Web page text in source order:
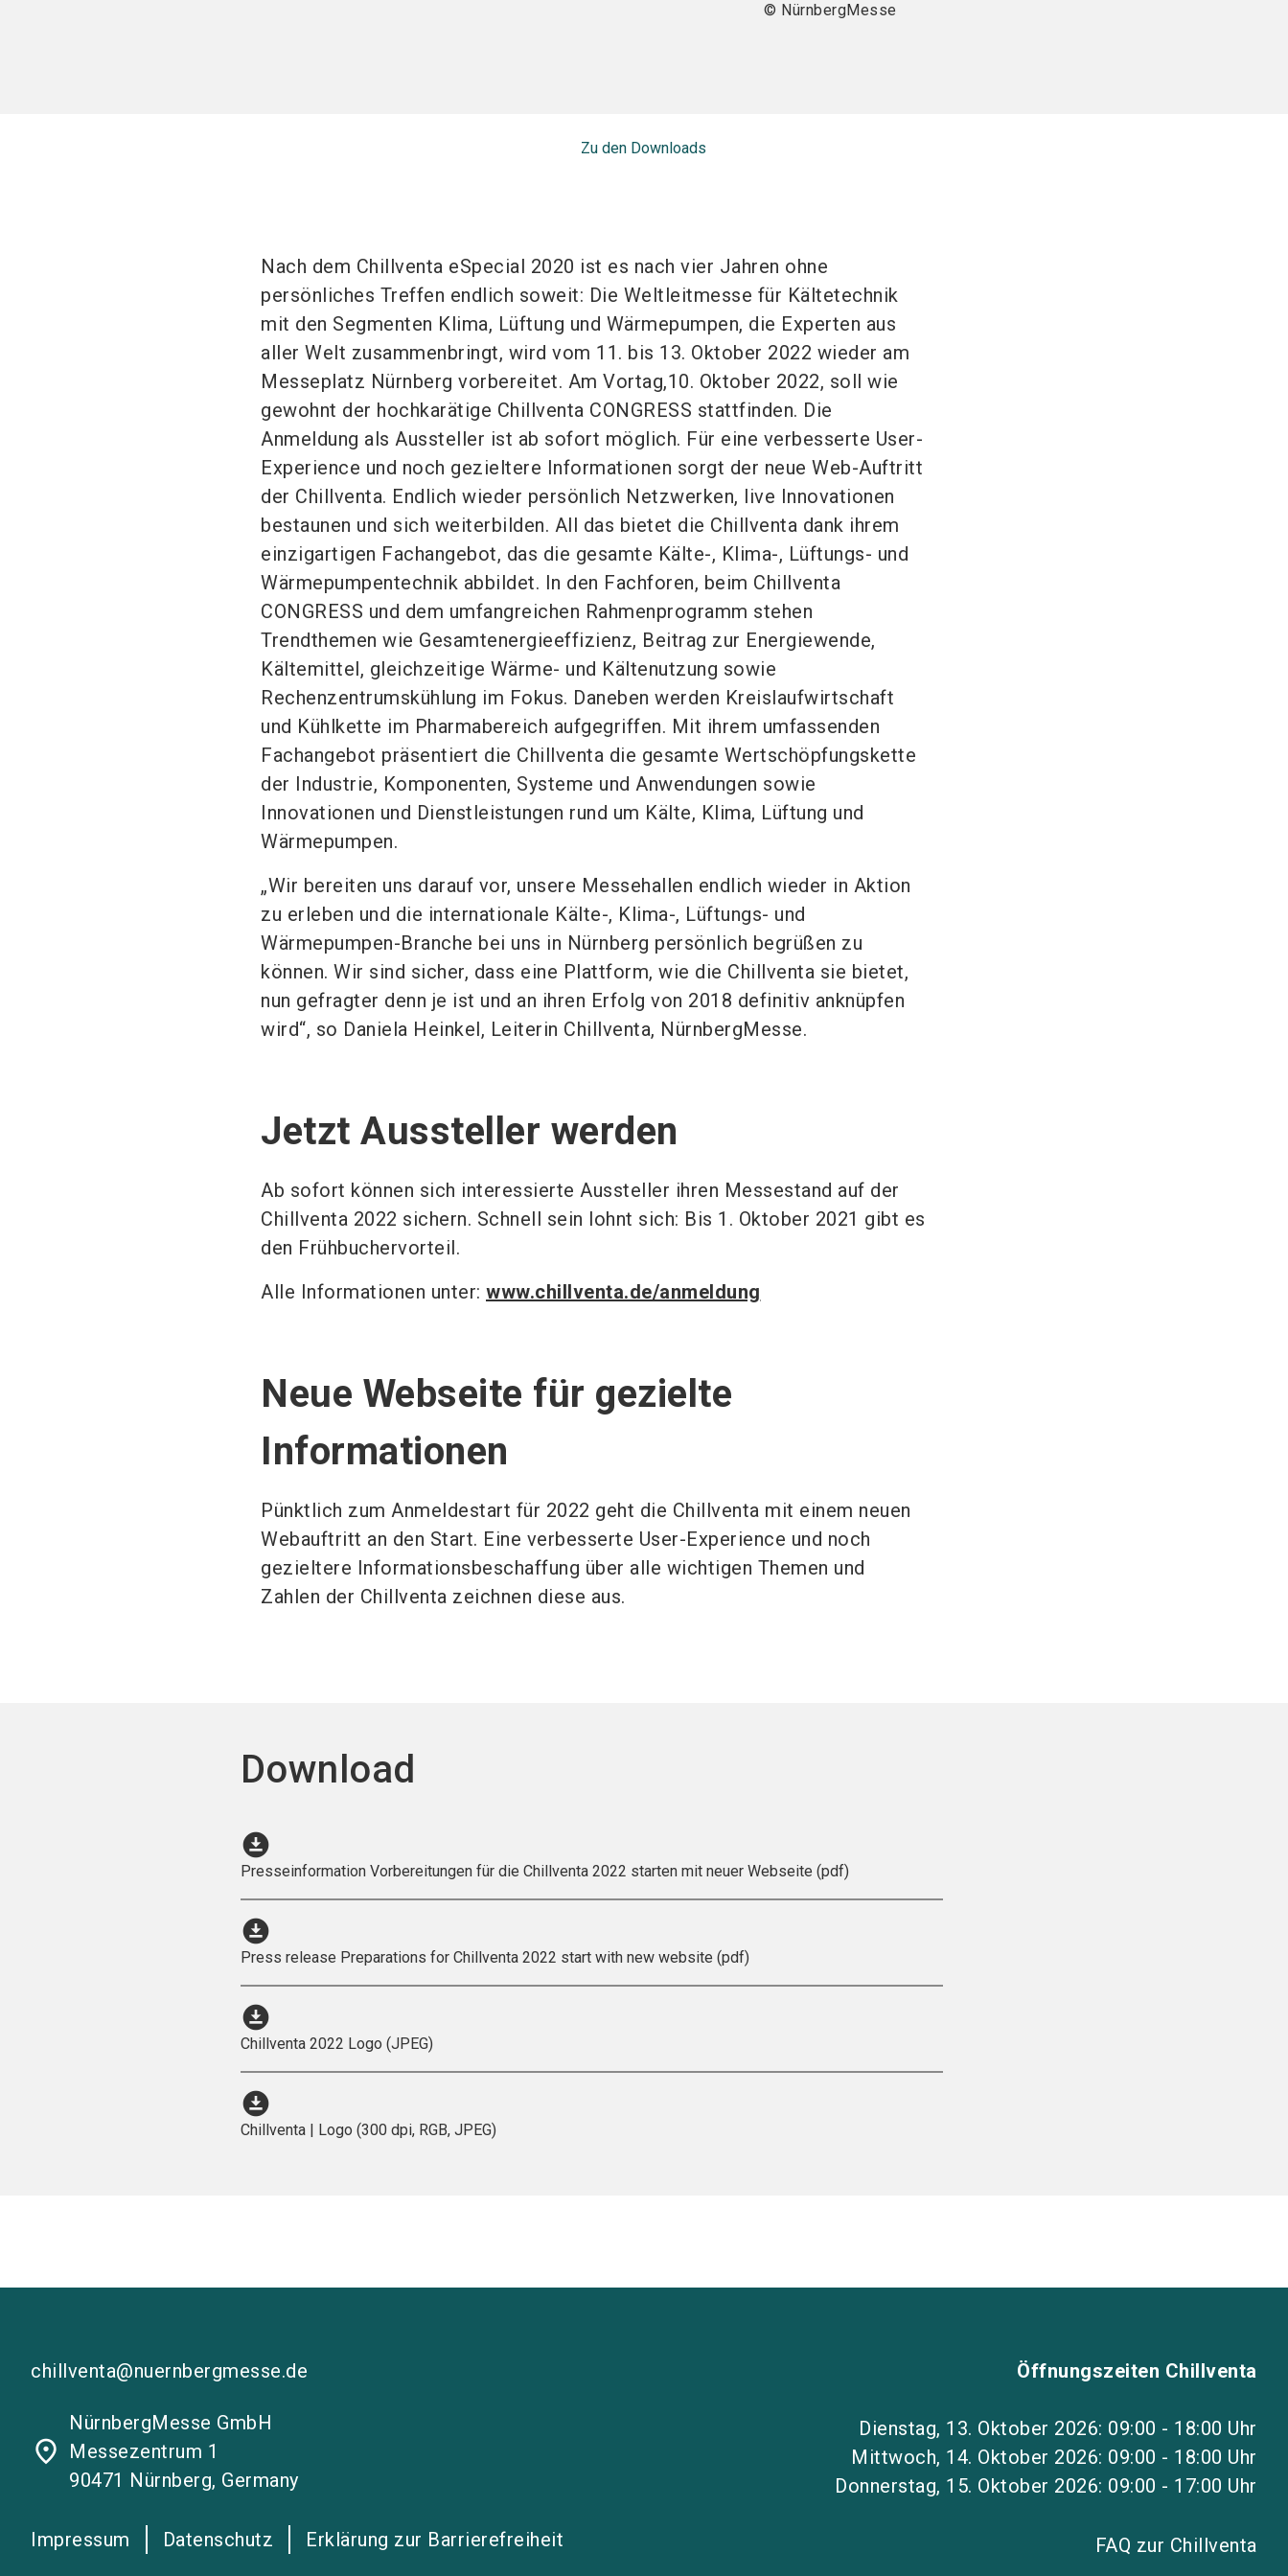
© NürnbergMesse
Zu den Downloads
Nach dem Chillventa eSpecial 2020 ist es nach vier Jahren ohne
persönliches Treffen endlich soweit: Die Weltleitmesse für Kältetechnik
mit den Segmenten Klima, Lüftung und Wärmepumpen, die Experten aus
aller Welt zusammenbringt, wird vom 11. bis 13. Oktober 2022 wieder am
Messeplatz Nürnberg vorbereitet. Am Vortag,10. Oktober 2022, soll wie
gewohnt der hochkarätige Chillventa CONGRESS stattfinden. Die
Anmeldung als Aussteller ist ab sofort möglich. Für eine verbesserte User-
Experience und noch gezieltere Informationen sorgt der neue Web-Auftritt
der Chillventa. Endlich wieder persönlich Netzwerken, live Innovationen
bestaunen und sich weiterbilden. All das bietet die Chillventa dank ihrem
einzigartigen Fachangebot, das die gesamte Kälte-, Klima-, Lüftungs- und
Wärmepumpentechnik abbildet. In den Fachforen, beim Chillventa
CONGRESS und dem umfangreichen Rahmenprogramm stehen
Trendthemen wie Gesamtenergieeffizienz, Beitrag zur Energiewende,
Kältemittel, gleichzeitige Wärme- und Kältenutzung sowie
Rechenzentrumskühlung im Fokus. Daneben werden Kreislaufwirtschaft
und Kühlkette im Pharmabereich aufgegriffen. Mit ihrem umfassenden
Fachangebot präsentiert die Chillventa die gesamte Wertschöpfungskette
der Industrie, Komponenten, Systeme und Anwendungen sowie
Innovationen und Dienstleistungen rund um Kälte, Klima, Lüftung und
Wärmepumpen.
„Wir bereiten uns darauf vor, unsere Messehallen endlich wieder in Aktion
zu erleben und die internationale Kälte-, Klima-, Lüftungs- und
Wärmepumpen-Branche bei uns in Nürnberg persönlich begrüßen zu
können. Wir sind sicher, dass eine Plattform, wie die Chillventa sie bietet,
nun gefragter denn je ist und an ihren Erfolg von 2018 definitiv anknüpfen
wird“, so Daniela Heinkel, Leiterin Chillventa, NürnbergMesse.
Jetzt Aussteller werden
Ab sofort können sich interessierte Aussteller ihren Messestand auf der
Chillventa 2022 sichern. Schnell sein lohnt sich: Bis 1. Oktober 2021 gibt es
den Frühbuchervorteil.
Alle Informationen unter: www.chillventa.de/anmeldung
Neue Webseite für gezielte
Informationen
Pünktlich zum Anmeldestart für 2022 geht die Chillventa mit einem neuen
Webauftritt an den Start. Eine verbesserte User-Experience und noch
gezieltere Informationsbeschaffung über alle wichtigen Themen und
Zahlen der Chillventa zeichnen diese aus.
Download
download_for_offline
Presseinformation Vorbereitungen für die Chillventa 2022 starten mit neuer Webseite (pdf)
download_for_offline
Press release Preparations for Chillventa 2022 start with new website (pdf)
download_for_offline
Chillventa 2022 Logo (JPEG)
download_for_offline
Chillventa | Logo (300 dpi, RGB, JPEG)
chillventa@nuernbergmesse.de
place
NürnbergMesse GmbH
Messezentrum 1
90471 Nürnberg, Germany
Impressum Datenschutz Erklärung zur Barrierefreiheit
Öffnungszeiten Chillventa
Dienstag, 13. Oktober 2026: 09:00 - 18:00 Uhr
Mittwoch, 14. Oktober 2026: 09:00 - 18:00 Uhr
Donnerstag, 15. Oktober 2026: 09:00 - 17:00 Uhr
FAQ zur Chillventa